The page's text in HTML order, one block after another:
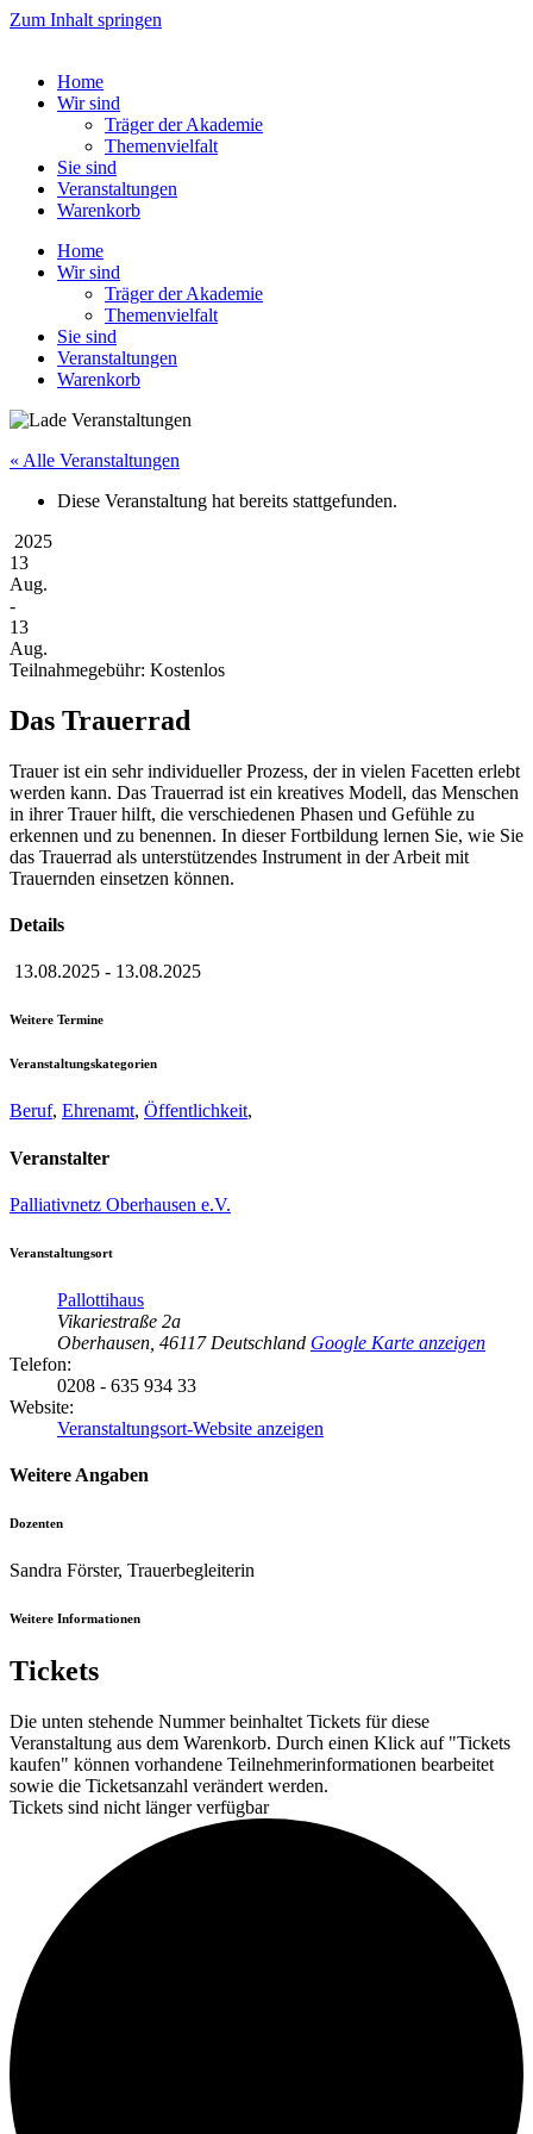
Zum Inhalt springen
Home
Wir sind
Träger der Akademie
Themenvielfalt
Sie sind
Veranstaltungen
Warenkorb
Home
Wir sind
Träger der Akademie
Themenvielfalt
Sie sind
Veranstaltungen
Warenkorb
« Alle Veranstaltungen
Diese Veranstaltung hat bereits stattgefunden.
2025
13
Aug.
-
13
Aug.
Teilnahmegebühr: Kostenlos
Das Trauerrad
Trauer ist ein sehr individueller Prozess, der in vielen Facetten erlebt
werden kann. Das Trauerrad ist ein kreatives Modell, das Menschen
in ihrer Trauer hilft, die verschiedenen Phasen und Gefühle zu
erkennen und zu benennen. In dieser Fortbildung lernen Sie, wie Sie
das Trauerrad als unterstützendes Instrument in der Arbeit mit
Trauernden einsetzen können.
Details
13.08.2025 - 13.08.2025
Weitere Termine
Veranstaltungskategorien
Beruf, Ehrenamt, Öffentlichkeit,
Veranstalter
Palliativnetz Oberhausen e.V.
Veranstaltungsort
Pallottihaus
Vikariestraße 2a
Oberhausen 46117 Deutschland Google Karte anzeigen
Telefon:
0208 - 635 934 33
Website:
Veranstaltungsort-Website anzeigen
Weitere Angaben
Dozenten
Sandra Förster, Trauerbegleiterin
Weitere Informationen
Tickets
Die unten stehende Nummer beinhaltet Tickets für diese
Veranstaltung aus dem Warenkorb. Durch einen Klick auf "Tickets
kaufen" können vorhandene Teilnehmerinformationen bearbeitet
sowie die Ticketsanzahl verändert werden.
Tickets sind nicht länger verfügbar